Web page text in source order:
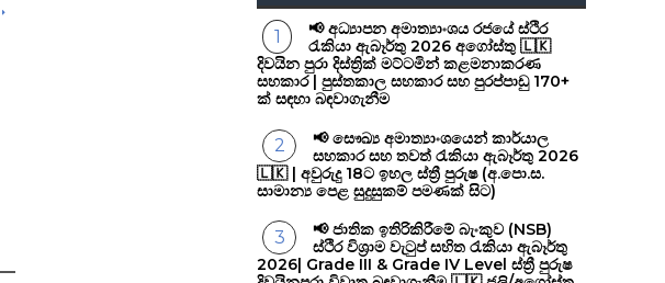
📢 අධ්‍යාපන අමාත්‍යාංශය රජයේ ස්ථිර
රැකියා ඇබෑර්තු 2026 අගෝස්තු 🇱🇰
දිවයින පුරා දිස්ත්‍රික් මට්ටමින් කළමනාකරණ
සහකාර | පුස්තකාල සහකාර සහ පුරප්පාඩු 170+
ක් සඳහා බඳවාගැනීම
📢 සෞඛ්‍ය අමාත්‍යාංශයෙන් කාර්යාල
සහකාර සහ තවත් රැකියා ඇබෑර්තු 2026
🇱🇰 | අවුරුදු 18ට ඉහල ස්ත්‍රී පුරුෂ (අ.පො.ස.
සාමාන්‍ය පෙළ සුදුසුකම් පමණක් සිට)
📢 ජාතික ඉතිරිකිරීමේ බැංකුව (NSB)
ස්ථිර විශ්‍රාම වැටුප් සහිත රැකියා ඇබෑර්තු
2026| Grade III & Grade IV Level ස්ත්‍රී පුරුෂ